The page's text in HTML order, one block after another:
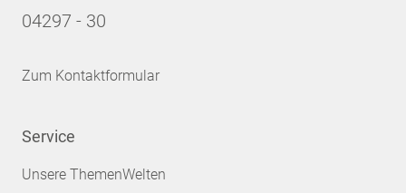
04297 - 30
Zum Kontaktformular
Service
Unsere ThemenWelten